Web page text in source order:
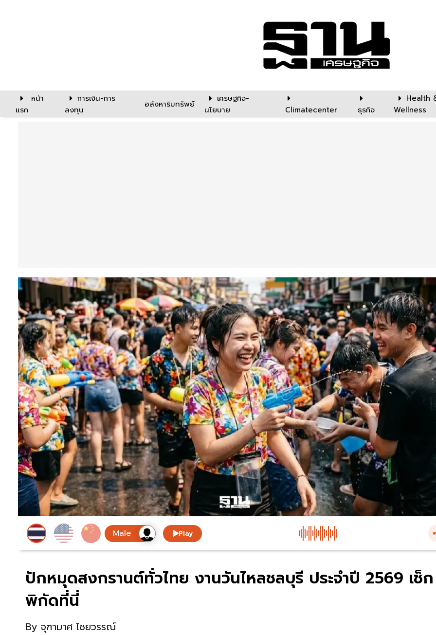
หน้า
แรก
การเงิน-การ
ลงทุน
อสังหาริมทรัพย์
เศรษฐกิจ-
นโยบาย
Climatecenter ธุรกิจ
Health
Wellness
Play
ปักหมุดสงกรานต์ทั่วไทย งานวันไหลชลบุรี ประจำปี 2569 เช็ก
พิกัดที่นี่
By จุฑามาศ ไชยวรรณ์